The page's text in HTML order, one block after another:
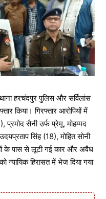
हरचंदपुर पुलिस और सर्विलांस
किया। गिरफ्तार आरोपियों में
सैनी उर्फ प्रेमू, मोहम्मद
सिंह (18), मोहित सोनी
के पास से लूटी गई कार और अवैध
न्यायिक हिरासत में भेज दिया गया